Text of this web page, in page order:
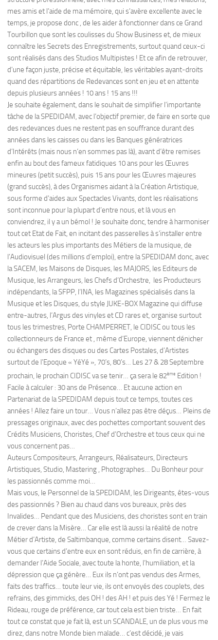
mes amis et l’aide de ma mémoire, qui s’avère excellente avec le
temps, je propose donc , de les aider à fonctionner dans ce Grand
Tourbillon que sont les coulisses du Show Business et, de mieux
connaître les Secrets des Enregistrements, surtout quand ceux-ci
sont réalisés dans des Studios Multipistes ! Et ce afin de retrouver,
d’une façon juste, précise et équitable, les véritables ayant-droits
quand des répartitions de Redevances sont en jeu et en attente
depuis plusieurs années ! 10 ans ! 15 ans !!!
Je souhaite également, dans le souhait de simplifier l’importante
tâche de la SPEDIDAM, avec l’objectif premier, de faire en sorte que
des redevances dues ne restent pas en souffrance durant des
années dans les caisses ou dans les Banques génératrices
d’Intérêts (mais nous n’en sommes pas là), avant d’être remises
enfin au bout des fameux fatidiques 10 ans pour les Œuvres
mineures (petit succès), puis 15 ans pour les Œuvres majeures
(grand succès), à des Organismes aidant à la Création Artistique,
sous forme d’aides aux Spectacles Vivants, dont les réalisations
sont inconnue pour la plupart d’entre nous, et là vous en
conviendrez, il y a un bémol ! Je souhaite donc, tendre à harmoniser
tout cet Etat de Fait, en incitant des passerelles à s’installer entre
les acteurs les plus importants des Métiers de la musique, de
l’Audiovisuel (des millions d’emploi), entre la SPEDIDAM donc, avec
la SACEM, les Maisons de Disques, les MAJORS, les Editeurs de
Musique, les Arrangeurs, les Chefs d’Orchestre, les Producteurs
indépendants, la SFPP, l’INA, les Magazines spécialisés dans la
Musique et les Disques, du style JUKE-BOX Magazine qui diffuse
entre-autres, l’Argus des vinyles et CD rares et, organise surtout
tous les trimestres, Porte CHAMPERRET, le CIDISC ou tous les
collectionneurs de France et , même d’Europe, viennent dénicher
ou échangers des disques ou des Cartes Postales, d’Artistes
surtout de l’Epoque « YéYé », 70’s, 80’s… Les 27 & 28 Septembre
prochain, le prochain CIDISC va se tenir… ça sera le 82ème Edition !
Facile à calculer : 30 ans de Présence… Et aucune action en
Partenariat de la SPEDIDAM depuis tout ce temps, toutes ces
années ! Allez faire un tour… Vous n’allez pas être déçus… Pleins de
pressages originaux, avec des pochettes comportant souvent des
Crédits Musiciens, Choristes, Chef d’Orchestre et tous ceux qui ne
vous concernent pas…
Auteurs Compositeurs, Arrangeurs, Réalisateurs, Directeurs
Artistiques, Studio, Mastering , Photographes… Du Bonheur pour
les passionnés comme moi…
Mais vous, le Personnel de la SPEDIDAM, les Dirigeants, êtes-vous
des passionnés ? Bien au chaud dans vos bureaux, près des
Invalides… Pendant que des Musiciens, des choristes sont en train
de crever dans la Misère… Car elle est là aussi la réalité de notre
Métier d’Artiste, de Saltimbanque, comme certains disent… Savez-
vous que certains d’entre eux en sont réduis, en fin de carrière, à
demander l’Aide Sociale, avec toute la honte, l’humiliation, et la
dépression que ça génère… Eux ils n’ont pas vendus des Armes,
faits des traffics… toute leur vie, ils ont envoyés des couplets, des
refrains, des gimmicks, des OH ! des AH ! et puis des Yé ! Fermez le
Rideau, rouge de préférence, car tout cela est bien triste… En fait
tout ce constat que je fait là, est un SCANDALE, un de plus vous me
direz, dans notre Monde bien malade… c’est décidé, je vais